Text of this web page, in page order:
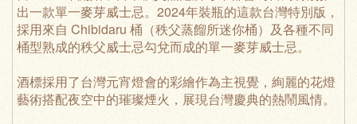
出一款單一麥芽威士忌。2024年裝瓶的這款台灣特別版，
採用來自 Chibidaru 桶（秩父蒸餾所迷你桶）及各種不同
桶型熟成的秩父威士忌勾兌而成的單一麥芽威士忌。
酒標採用了台灣元宵燈會的彩繪作為主視覺，絢麗的花燈
藝術搭配夜空中的璀璨煙火，展現台灣慶典的熱鬧風情。